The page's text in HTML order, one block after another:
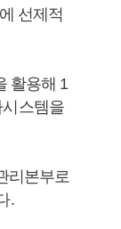
선제적
활용해 1
스템을
리본부로
.